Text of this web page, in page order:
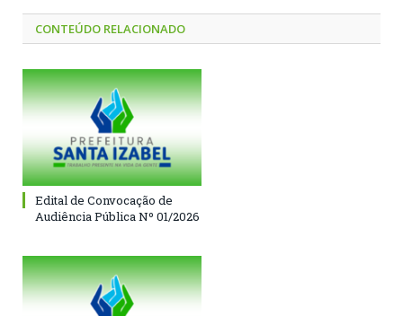
CONTEÚDO RELACIONADO
Edital de Convocação de
Audiência Pública Nº 01/2026